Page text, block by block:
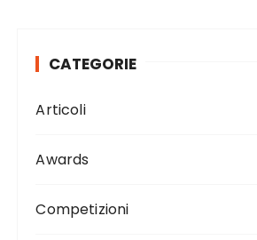
CATEGORIE
Articoli
Awards
Competizioni